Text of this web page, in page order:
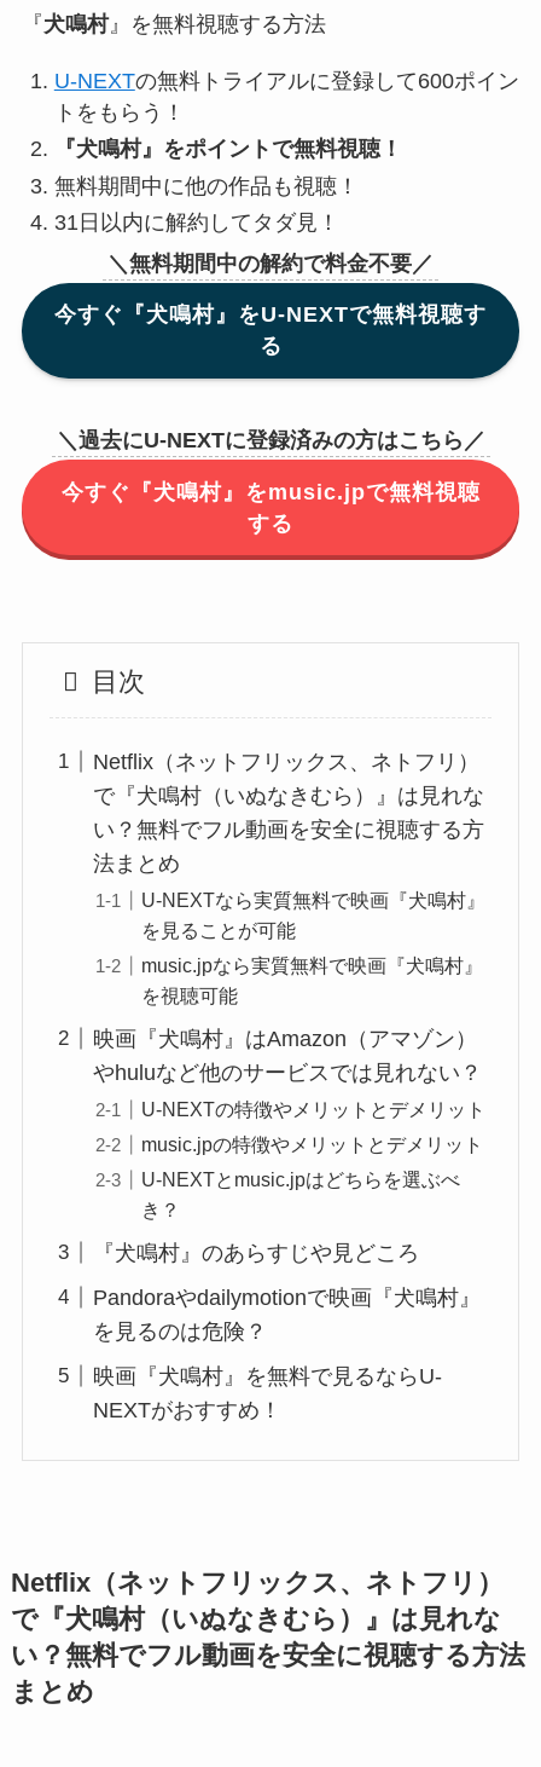
『犬鳴村』を無料視聴する方法
U-NEXTの無料トライアルに登録して600ポイン
トをもらう！
『犬鳴村』をポイントで無料視聴！
無料期間中に他の作品も視聴！
31日以内に解約してタダ見！
＼無料期間中の解約で料金不要／
今すぐ『犬鳴村』をU-NEXTで無料視聴す
る
＼過去にU-NEXTに登録済みの方はこちら／
今すぐ『犬鳴村』をmusic.jpで無料視聴
する
目次
Netflix（ネットフリックス、ネトフリ）
で『犬鳴村（いぬなきむら）』は見れな
い？無料でフル動画を安全に視聴する方
法まとめ
U-NEXTなら実質無料で映画『犬鳴村』
を見ることが可能
music.jpなら実質無料で映画『犬鳴村』
を視聴可能
映画『犬鳴村』はAmazon（アマゾン）
やhuluなど他のサービスでは見れない？
U-NEXTの特徴やメリットとデメリット
music.jpの特徴やメリットとデメリット
U-NEXTとmusic.jpはどちらを選ぶべ
き？
『犬鳴村』のあらすじや見どころ
Pandoraやdailymotionで映画『犬鳴村』
を見るのは危険？
映画『犬鳴村』を無料で見るならU-
NEXTがおすすめ！
Netflix（ネットフリックス、ネトフリ）
で『犬鳴村（いぬなきむら）』は見れな
い？無料でフル動画を安全に視聴する方法
まとめ